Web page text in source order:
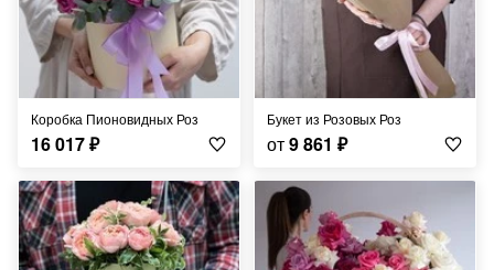
Коробка Пионовидных Роз
16 017₽
Букет из Розовых Роз
от9 861 ₽